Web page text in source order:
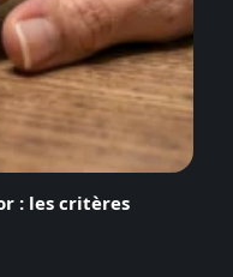
: les critères